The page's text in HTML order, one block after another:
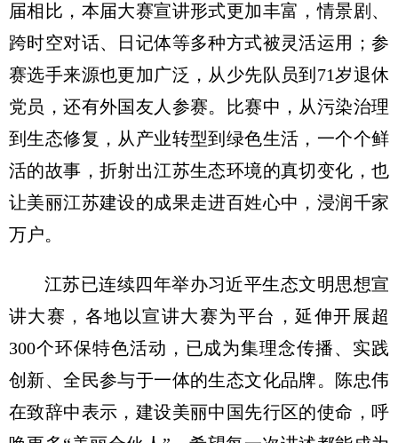
届相比，本届大赛宣讲形式更加丰富，情景剧、
跨时空对话、日记体等多种方式被灵活运用；参
赛选手来源也更加广泛，从少先队员到71岁退休
党员，还有外国友人参赛。比赛中，从污染治理
到生态修复，从产业转型到绿色生活，一个个鲜
活的故事，折射出江苏生态环境的真切变化，也
让美丽江苏建设的成果走进百姓心中，浸润千家
万户。
江苏已连续四年举办习近平生态文明思想宣
讲大赛，各地以宣讲大赛为平台，延伸开展超
300个环保特色活动，已成为集理念传播、实践
创新、全民参与于一体的生态文化品牌。陈忠伟
在致辞中表示，建设美丽中国先行区的使命，呼